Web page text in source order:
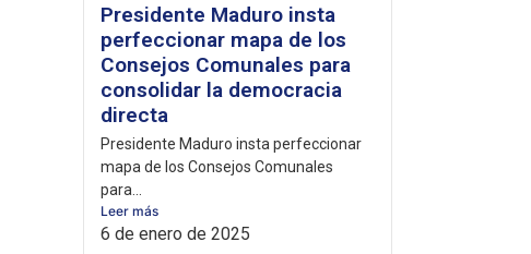
Presidente Maduro insta
perfeccionar mapa de los
Consejos Comunales para
consolidar la democracia
directa
Presidente Maduro insta perfeccionar
mapa de los Consejos Comunales
para...
Leer más
6 de enero de 2025